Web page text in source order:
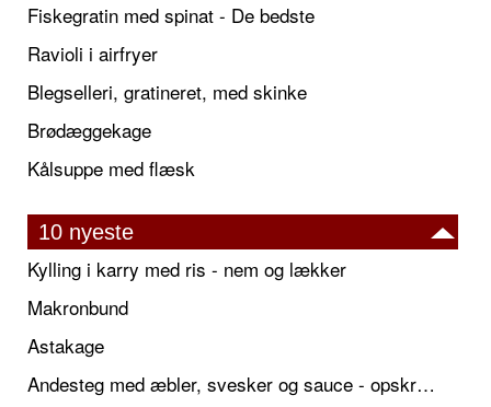
Fiskegratin med spinat - De bedste
Ravioli i airfryer
Blegselleri, gratineret, med skinke
Brødæggekage
Kålsuppe med flæsk
10 nyeste
Kylling i karry med ris - nem og lækker
Makronbund
Astakage
Andesteg med æbler, svesker og sauce - opskrift også til jul